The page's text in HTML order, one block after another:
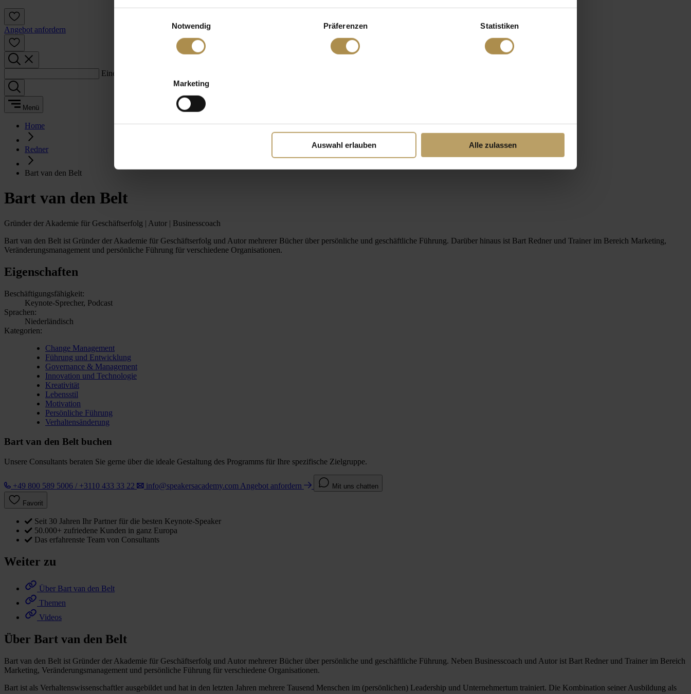
Notwendig
Präferenzen Statistiken
Marketing
Auswahl erlauben Alle zulassen
Angebot anfordern
Einen Suchbegriff eingeben:
Menü
Home
Redner
Bart van den Belt
Bart van den Belt
Gründer der Akademie für Geschäftserfolg | Autor | Businesscoach
Bart van den Belt ist Gründer der Akademie für Geschäftserfolg und Autor mehrerer Bücher über persönliche und geschäftliche Führung. Darüber hinaus ist Bart Redner und Trainer im Bereich Marketing,
Veränderungsmanagement und persönliche Führung für verschiedene Organisationen.
Eigenschaften
Beschäftigungsfähigkeit:
Keynote-Sprecher, Podcast
Sprachen:
Niederländisch
Kategorien:
Change Management
Führung und Entwicklung
Governance & Management
Innovation und Technologie
Kreativität
Lebensstil
Motivation
Persönliche Führung
Verhaltensänderung
Bart van den Belt buchen
Unsere Consultants beraten Sie gerne über die ideale Gestaltung des Programms für Ihre spezifische Zielgruppe.
+49 800 589 5006 / +3110 433 33 22 info@speakersacademy.com Angebot anfordern Mit uns chatten
Favorit
Seit 30 Jahren Ihr Partner für die besten Keynote-Speaker
50.000+ zufriedene Kunden in ganz Europa
Das erfahrenste Team von Consultants
Weiter zu
Über Bart van den Belt
Themen
Videos
Über Bart van den Belt
Bart van den Belt ist Gründer der Akademie für Geschäftserfolg und Autor mehrerer Bücher über persönliche und geschäftliche Führung. Neben Businesscoach und Autor ist Bart Redner und Trainer im Bereich
Marketing, Veränderungsmanagement und persönliche Führung für verschiedene Organisationen.
Bart ist als Verhaltenswissenschaftler ausgebildet und hat in den letzten Jahren mehrere Tausend Menschen im (persönlichen) Leadership und Unternehmertum trainiert. Die Kombination seiner Ausbildung als